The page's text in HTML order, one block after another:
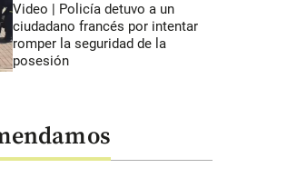
Video | Policía detuvo a un
ciudadano francés por intentar
romper la seguridad de la
posesión